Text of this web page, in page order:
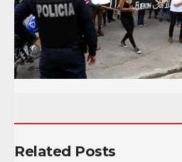
Related Posts